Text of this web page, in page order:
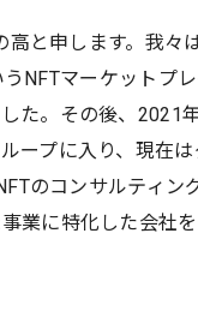
高と申します。我々
うNFTマーケットプ
た。その後、2021
ープに入り、現在
のコンサルティン
業に特化した会社